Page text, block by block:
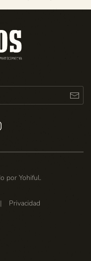
por Yohiful.
Privacidad